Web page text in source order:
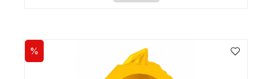
Rabatt
%